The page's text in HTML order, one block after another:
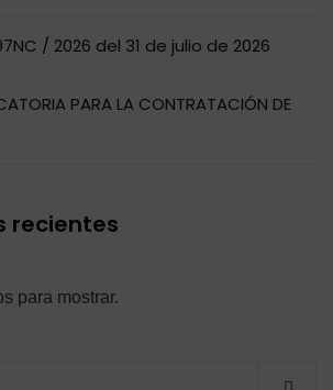
/ 2026 del 31 de julio de 2026
PARA LA CONTRATACIÓN DE
recientes
para mostrar.